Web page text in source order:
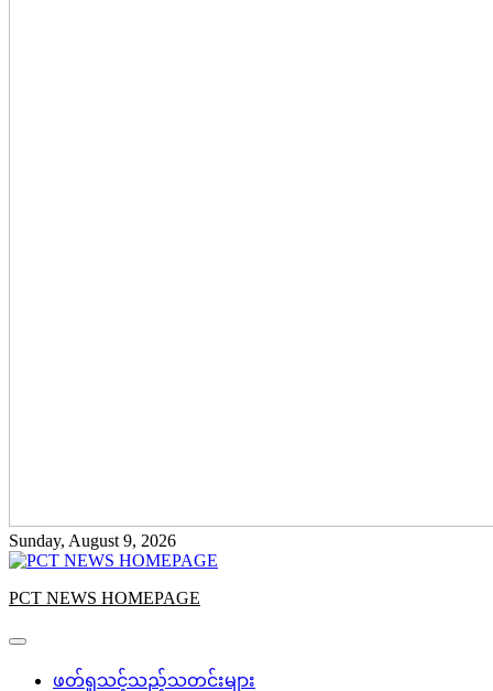
Sunday, August 9, 2026
PCT NEWS HOMEPAGE
ဖတ်ရှုသင့်သည့်သတင်းများ